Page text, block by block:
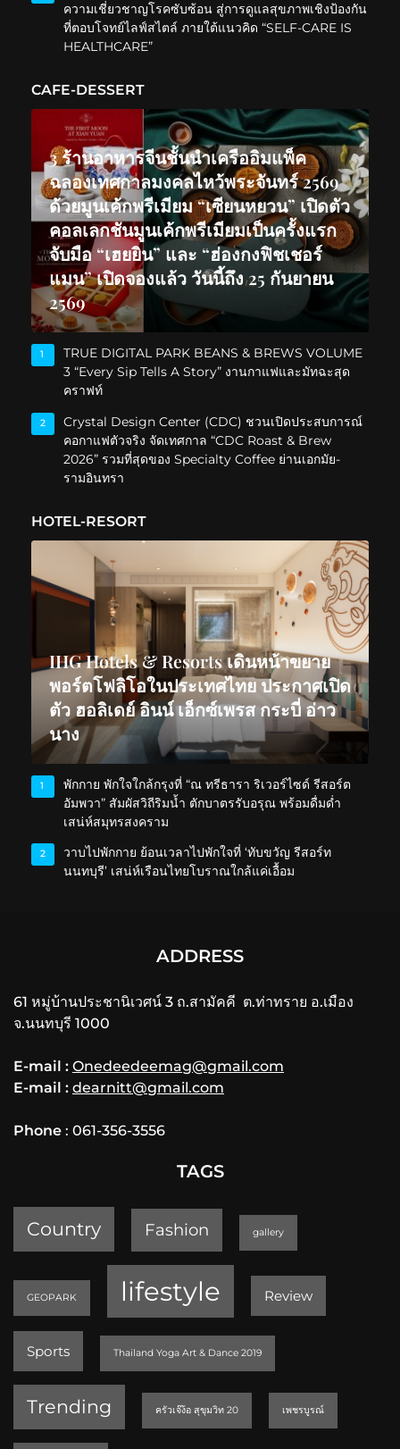
ความเชี่ยวชาญโรคซับซ้อน สู่การดูแลสุขภาพเชิงป้องกัน
ที่ตอบโจทย์ไลฟ์สไตล์ ภายใต้แนวคิด “SELF-CARE IS
HEALTHCARE”
CAFE-DESSERT
3 ร้านอาหารจีนชั้นนำเครืออิมแพ็ค
ฉลองเทศกาลมงคลไหว้พระจันทร์ 2569
ด้วยมูนเค้กพรีเมียม “เซียนหยวน” เปิดตัว
คอลเลกชันมูนเค้กพรีเมียมเป็นครั้งแรก
จับมือ “เฮยยิน” และ “ฮ่องกงฟิชเชอร์
แมน” เปิดจองแล้ว วันนี้ถึง 25 กันยายน
2569
1
TRUE DIGITAL PARK BEANS & BREWS VOLUME
3 “Every Sip Tells A Story” งานกาแฟและมัทฉะสุด
คราฟท์
2
Crystal Design Center (CDC) ชวนเปิดประสบการณ์
คอกาแฟตัวจริง จัดเทศกาล “CDC Roast & Brew
2026” รวมที่สุดของ Specialty Coffee ย่านเอกมัย-
รามอินทรา
HOTEL-RESORT
IHG Hotels & Resorts เดินหน้าขยาย
พอร์ตโฟลิโอในประเทศไทย ประกาศเปิด
ตัว ฮอลิเดย์ อินน์ เอ็กซ์เพรส กระบี่ อ่าว
นาง
1
พักกาย พักใจใกล้กรุงที่ “ณ ทรีธารา ริเวอร์ไซด์ รีสอร์ต
อัมพวา” สัมผัสวิถีริมน้ำ ตักบาตรรับอรุณ พร้อมดื่มด่ำ
เสน่ห์สมุทรสงคราม
2
วาบไปพักกาย ย้อนเวลาไปพักใจที่ ‘ทับขวัญ รีสอร์ท
นนทบุรี’ เสน่ห์เรือนไทยโบราณใกล้แค่เอื้อม
ADDRESS
61 หมู่บ้านประชานิเวศน์ 3 ถ.สามัคคี ต.ท่าทราย อ.เมือง
จ.นนทบุรี 1000
E-mail : Onedeedeemag@gmail.com
E-mail : dearnitt@gmail.com
Phone : 061-356-3556
TAGS
Country Fashion gallery
GEOPARK lifestyle Review
Sports Thailand Yoga Art & Dance 2019
Trending ครัวเจ๊ง้อ สุขุมวิท 20 เพชรบูรณ์